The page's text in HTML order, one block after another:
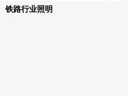
石油石化照明应用